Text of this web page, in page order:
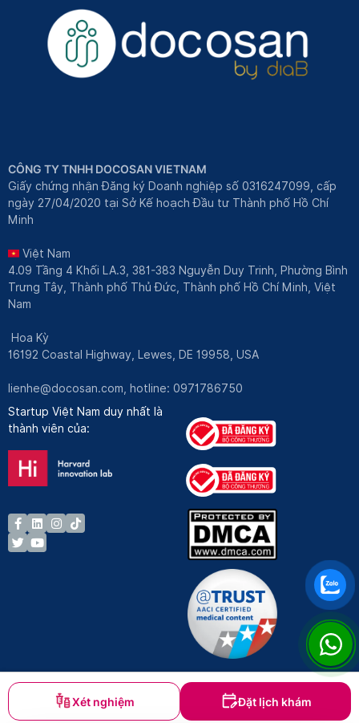
Xét nghiệm Đặt lịch khám
CÔNG TY TNHH DOCOSAN VIETNAM
Giấy chứng nhận Đăng ký Doanh nghiệp số 0316247099, cấp
ngày 27/04/2020 tại Sở Kế hoạch Đầu tư Thành phố Hồ Chí
Minh
Việt Nam
4.09 Tầng 4 Khối LA.3, 381-383 Nguyễn Duy Trinh, Phường Bình
Trưng Tây, Thành phố Thủ Đức, Thành phố Hồ Chí Minh, Việt
Nam
Hoa Kỳ
16192 Coastal Highway, Lewes, DE 19958, USA
lienhe@docosan.com , hotline: 0971786750
Startup Việt Nam duy nhất là
thành viên của:
Bản quyền © Docosan 2023